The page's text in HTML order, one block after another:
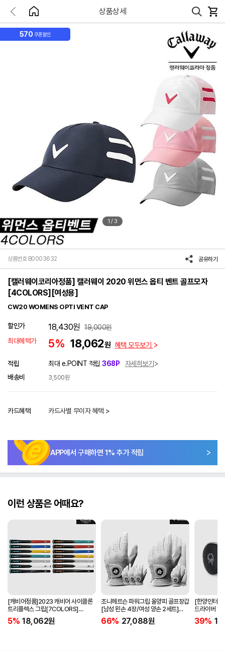
상품상세
570 쿠폰할인
1 / 3
상품번호 B0003632 공유하기
[캘러웨이코리아정품] 캘러웨이 2020 위먼스 옵티 벤트 골프모자
[4COLORS][여성용]
CW20 WOMENS OPTI VENT CAP
할인가 18,430원 19,000원
최대혜택가
5% 18,062원 혜택 모두보기
적립 최대 e.POINT 적립 368P
자세히보기
배송비
3,500원
카드혜택 카드사별 무이자 혜택 >
APP에서 구매하면 1% 추가 적립
이런 상품은 어때요?
[캐비어정품]2023 캐비어 사이클론
트리플렉스 그립[7COLORS]
[라운드][39g/42g/46g/50g]
[R/S 토크]
5% 18,062원
조니헤르슨 파워그립 올양피 골프장갑
[남성 왼손 4장/여성 양손 2세트]
[화이트][케이스포함]
66% 27,088원
[한양인터
드라이버 헤
[HD-302]
39%